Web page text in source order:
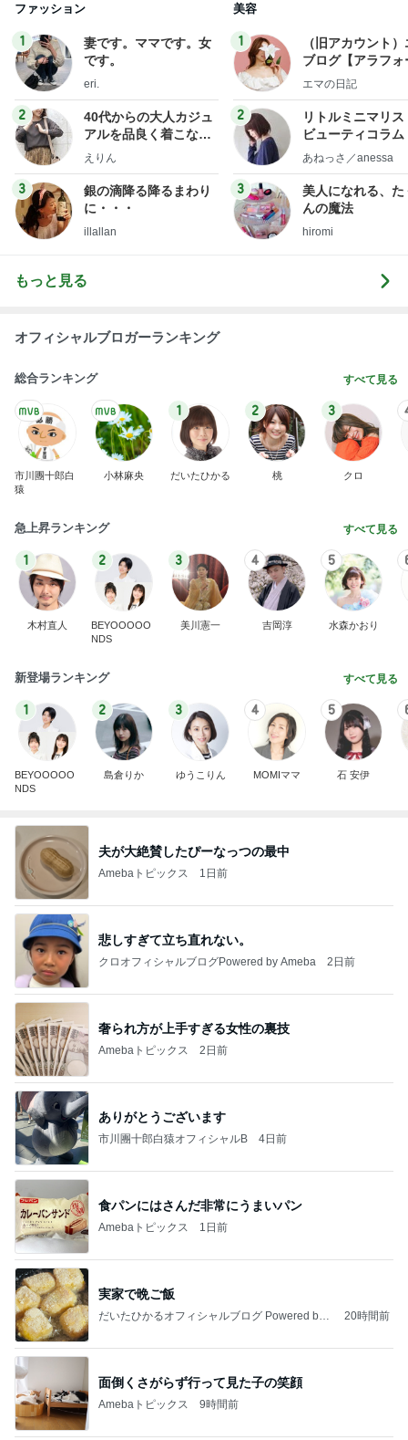
ファッション
1
妻です。ママです。女
です。
eri.
2
40代からの大人カジュ
アルを品良く着こなす
ファッションブログ
えりん
3
銀の滴降る降るまわり
に・・・
illallan
美容
1
（旧アカウント
ブログ【アラフォ
社売却セカンドラ
エマの日記
2
リトルミニマリス
ビューティコラ
little
あねっさ／anessa
3
美人になれる、た
んの魔法
hiromi
もっと見る
オフィシャルブロガーランキング
総合ランキング すべて見る
市川團十郎白
猿
小林麻央
1
だいたひかる
2
桃
3
クロ
急上昇ランキング すべて見る
1
木村直人
2
BEYOOOOO
NDS
3
美川憲一
4
吉岡淳
5
水森かおり
新登場ランキング すべて見る
1
BEYOOOOO
NDS
2
島倉りか
3
ゆうこりん
4
MOMIママ
5
石 安伊
夫が大絶賛したぴーなっつの最中
Amebaトピックス 1日前
悲しすぎて立ち直れない。
クロオフィシャルブログPowered by Ameba 2日前
奢られ方が上手すぎる女性の裏技
Amebaトピックス 2日前
ありがとうございます
市川團十郎白猿オフィシャルB 4日前
食パンにはさんだ非常にうまいパン
Amebaトピックス 1日前
実家で晩ご飯
だいたひかるオフィシャルブログ Powered by
20時間前
面倒くさがらず行って見た子の笑顔
Amebaトピックス 9時間前